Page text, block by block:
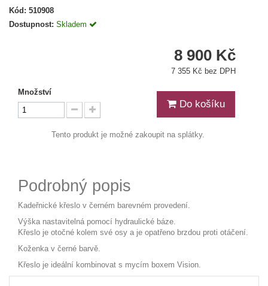
Kód: 510908
Dostupnost: Skladem
8 900 Kč
7 355 Kč bez DPH
Množství
Do košíku
Tento produkt je možné zakoupit na splátky.
Podrobný popis
Kadeřnické křeslo v černém barevném provedení.
Výška nastavitelná pomocí hydraulické báze.
Křeslo je otočné kolem své osy a je opatřeno brzdou proti otáčení.
Koženka v černé barvě.
Křeslo je ideální kombinovat s mycím boxem Vision.